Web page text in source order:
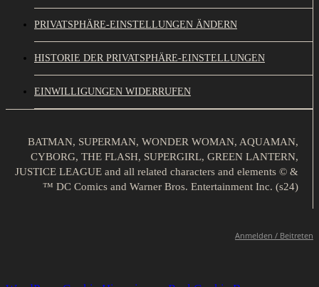
PRIVATSPHÄRE-EINSTELLUNGEN ÄNDERN
HISTORIE DER PRIVATSPHÄRE-EINSTELLUNGEN
EINWILLIGUNGEN WIDERRUFEN
BATMAN, SUPERMAN, WONDER WOMAN, AQUAMAN,
CYBORG, THE FLASH, SUPERGIRL, GREEN LANTERN,
JUSTICE LEAGUE and all related characters and elements © &
™ DC Comics and Warner Bros. Entertainment Inc. (s24)
Anmelden / Beitreten